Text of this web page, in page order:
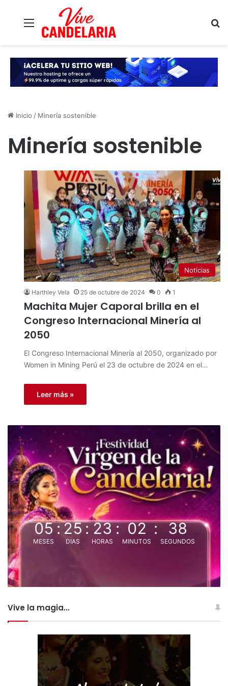
Inicio / Minería sostenible
Minería sostenible
Noticias
Harthley Vela 25 de octubre de 2024 0 1
Machita Mujer Caporal brilla en el
Congreso Internacional Minería al
2050
El Congreso Internacional Minería al 2050, organizado por
Women in Mining Perú el 23 de octubre de 2024 en el…
Leer más »
05
MESES
:25
DIAS
:23
HORAS
: 02
MINUTOS
: 38
SEGUNDOS
Vive la magia...